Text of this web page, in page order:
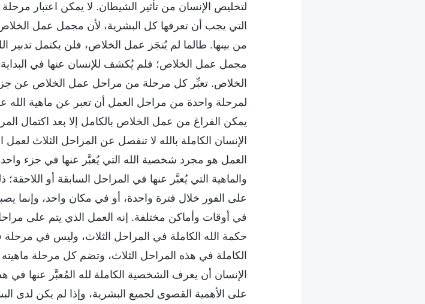
لتخليص الإنسان من تأثير الشيطان. لا يمكن اعتبار
التي يجب أن تعرفها كل البشرية، لأن مجمل عمل
من بينها. طالما لم يُنجَز عمل الخلاص، فلن يكتمل تدبير
مجمل عمل الخلاص؛ فلم يُكشف للإنسان عنها في البداية،
الخلاص. تعبِّر كل مرحلة من مراحل عمل الخلاص عن
لمرحلة واحدة من مراحل العمل أن تعبر عن ماهية الله
يمكن الفراغ من عمل الخلاص بالكامل إلا بعد اكتمال
الإنسان الكاملة بالله لا تنفصل عن المراحل الثلاث
العمل هو مجرد شخصية الله التي يُعبَّر عنها في جزء
والماهية التي يُعبَّر عنها في المراحل السابقة أو
على الفور خلال فترة واحدة، أو في مكان واحد، وإنما
في أوقات وأماكن مختلفة. إنه العمل الذي يتم على
حكمة الله الكاملة في المراحل الثلاث، وليس في مرحلة
الكاملة في هذه المراحل الثلاث، وتضم كل مرحلة
الإنسان أن يعرف الشخصية الكاملة لله المُعبَّر عنها
على الأهمية القصوى لجميع البشرية، وإذا لم يكن لدى